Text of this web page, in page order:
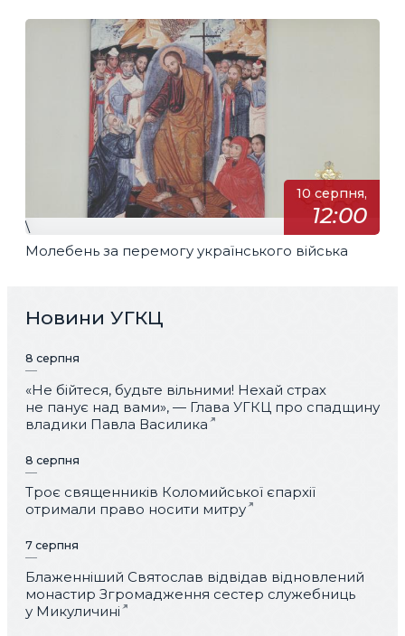
10 серпня,
12:00
\
Молебень за перемогу українського війська
Новини УГКЦ
8 серпня
«Не бійтеся, будьте вільними! Нехай страх
не панує над вами», — Глава УГКЦ про спадщину
владики Павла Василика
8 серпня
Троє священників Коломийської єпархії
отримали право носити митру
7 серпня
Блаженніший Святослав відвідав відновлений
монастир Згромадження сестер служебниць
у Микуличині